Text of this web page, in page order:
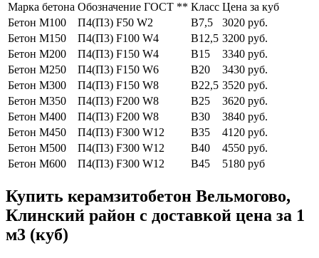
Марка бетона Обозначение ГОСТ ** Класс Цена за куб
Бетон М100
П4(П3) F50 W2 В7,5
3020 руб.
Бетон М150
П4(П3) F100 W4 В12,5 3200 руб.
Бетон М200
П4(П3) F150 W4 В15
3340 руб.
Бетон М250
П4(П3) F150 W6 В20
3430 руб.
Бетон М300
П4(П3) F150 W8 В22,5 3520 руб.
Бетон М350
П4(П3) F200 W8 В25
3620 руб.
Бетон М400
П4(П3) F200 W8 В30
3840 руб.
Бетон М450
П4(П3) F300 W12 В35
4120 руб.
Бетон М500
П4(П3) F300 W12 В40
4550 руб.
Бетон М600
П4(П3) F300 W12 В45 5180 руб
Купить керамзитобетон Вельмогово,
Клинский район с доставкой цена за 1
м3 (куб)